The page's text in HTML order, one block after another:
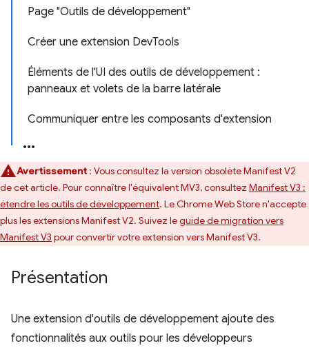
Page "Outils de développement"
Créer une extension DevTools
Éléments de l'UI des outils de développement :
panneaux et volets de la barre latérale
Communiquer entre les composants d'extension
Avertissement: Vous consultez la version obsolète Manifest V2
de cet article. Pour connaître l'équivalent MV3, consultez Manifest V3 :
étendre les outils de développement. Le Chrome Web Store n'accepte
plus les extensions Manifest V2. Suivez leguide de migration vers
Manifest V3 pour convertir votre extension vers Manifest V3.
Présentation
Une extension d'outils de développement ajoute des
fonctionnalités aux outils pour les développeurs